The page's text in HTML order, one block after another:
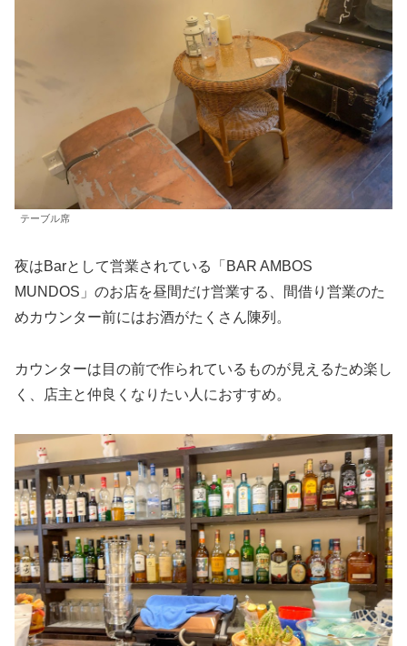
テーブル席
夜はBarとして営業されている「BAR AMBOS
MUNDOS」のお店を昼間だけ営業する、間借り営業のた
めカウンター前にはお酒がたくさん陳列。
カウンターは目の前で作られているものが見えるため楽し
く、店主と仲良くなりたい人におすすめ。